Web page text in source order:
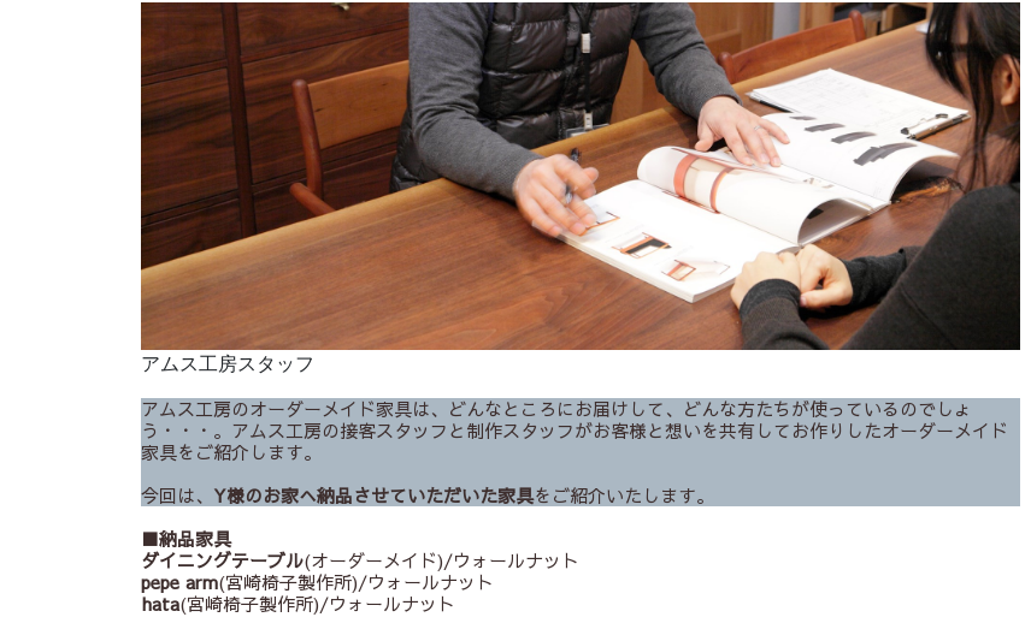
アムス工房スタッフ
アムス工房のオーダーメイド家具は、どんなところにお届けして、どんな方たちが使っているのでしょ
う・・・。アムス工房の接客スタッフと制作スタッフがお客様と想いを共有してお作りしたオーダーメイド
家具をご紹介します。
今回は、 Y様のお家へ納品させていただいた家具をご紹介いたします。
■納品家具
ダイニングテーブル(オーダーメイド)/ウォールナット
pepe arm(宮崎椅子製作所)/ウォールナット
hata(宮崎椅子製作所)/ウォールナット